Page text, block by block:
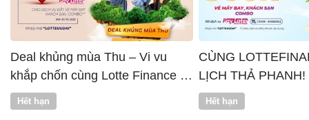
Deal khủng mùa Thu – Vi vu
khắp chốn cùng Lotte Finance x
Vntrip
Hết hạn
CÙNG
LỊCH THẢ PHANH!
Hết hạn